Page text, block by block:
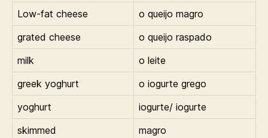
Low-fat cheese
o queijo magro
grated cheese
o queijo raspado
milk
o leite
greek yoghurt
o iogurte grego
yoghurt
iogurte/ iogurte
skimmed
magro